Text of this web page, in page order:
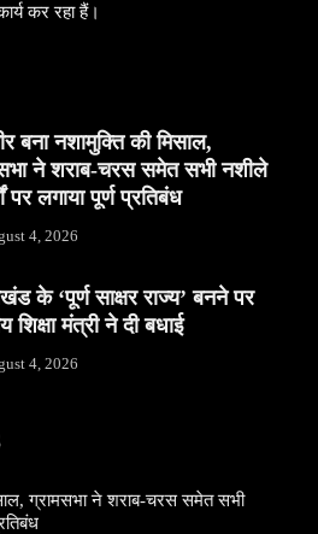
कर रहा हैं।
बना नशामुक्ति की मिसाल,
ने शराब-चरस समेत सभी नशीले
पर लगाया पूर्ण प्रतिबंध
4, 2026
के ‘पूर्ण साक्षर राज्य’ बनने पर
शिक्षा मंत्री ने दी बधाई
4, 2026
ग्रामसभा ने शराब-चरस समेत सभी